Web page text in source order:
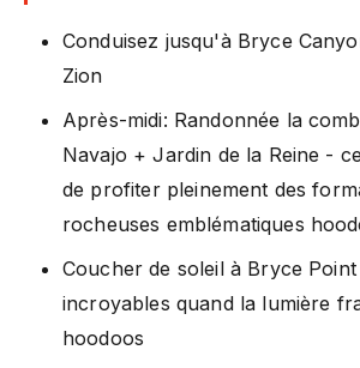
Conduisez jusqu'à Bryce
Zion
Après-midi: Randonnée la
Navajo + Jardin de la Reine -
de profiter pleinement des
rocheuses emblématiques
Coucher de soleil à Bryce
incroyables quand la lumière
hoodoos